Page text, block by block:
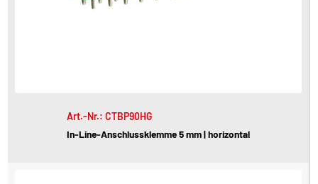
Art.-Nr.: CTBP90HG
In-Line-Anschlussklemme 5 mm | horizontal